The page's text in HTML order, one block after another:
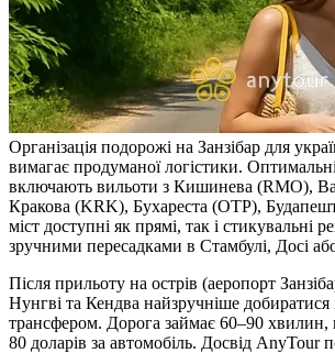
Організація подорожі на Занзібар для
вимагає продуманої логістики.
включають вильоти з Кишинева (RMO),
Кракова (KRK), Бухареста (OTP),
міст доступні як прямі, так і стикувальні
зручними пересадками в Стамбулі, Досі
Після прильоту на острів (аеропорт
Нунгві та Кендва найзручніше добиратися
трансфером. Дорога займає 60–90 хвилин,
80 доларів за автомобіль. Досвід AnyTour